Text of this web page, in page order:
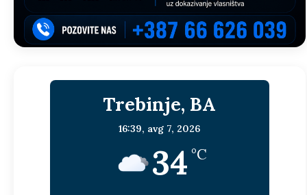
Trebinje, BA
16:39, avg 7, 2026
34 °C